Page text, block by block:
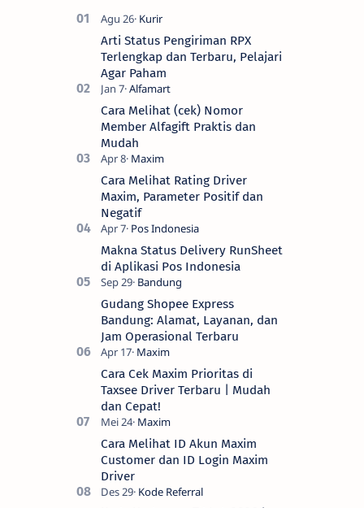
Arti Status Pengiriman RPX
Terlengkap dan Terbaru, Pelajari
Agar Paham
Cara Melihat (cek) Nomor
Member Alfagift Praktis dan
Mudah
Cara Melihat Rating Driver
Maxim, Parameter Positif dan
Negatif
Makna Status Delivery RunSheet
di Aplikasi Pos Indonesia
Gudang Shopee Express
Bandung: Alamat, Layanan, dan
Jam Operasional Terbaru
Cara Cek Maxim Prioritas di
Taxsee Driver Terbaru | Mudah
dan Cepat!
Cara Melihat ID Akun Maxim
Customer dan ID Login Maxim
Driver